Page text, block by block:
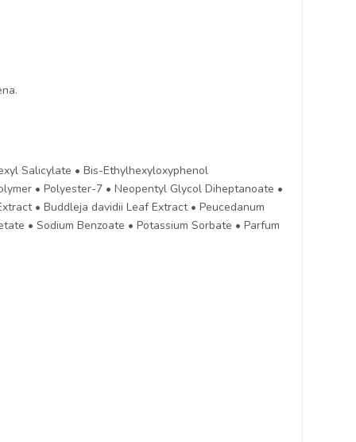
Salicylate • Bis-Ethylhexyloxyphenol
• Polyester-7 • Neopentyl Glycol Diheptanoate •
• Buddleja davidii Leaf Extract • Peucedanum
• Sodium Benzoate • Potassium Sorbate • Parfum